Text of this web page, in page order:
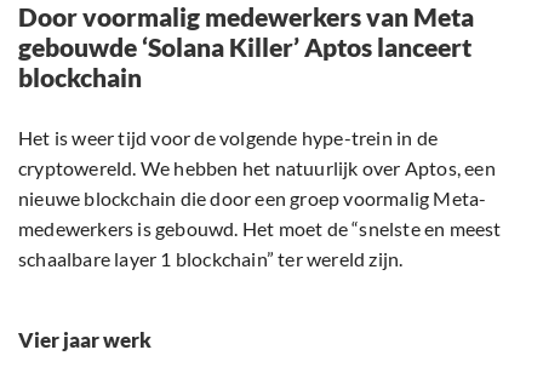
Door voormalig medewerkers van Meta
gebouwde ‘Solana Killer’ Aptos lanceert
blockchain
Het is weer tijd voor de volgende hype-trein in de
cryptowereld. We hebben het natuurlijk over Aptos, een
nieuwe blockchain die door een groep voormalig Meta-
medewerkers is gebouwd. Het moet de “snelste en meest
schaalbare layer 1 blockchain” ter wereld zijn.
Vier jaar werk